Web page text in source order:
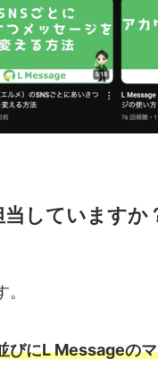
していますか
びにL Messageの